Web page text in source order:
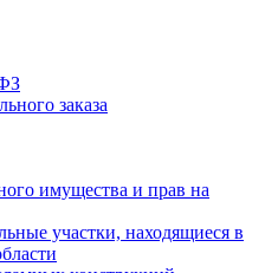
заказа
имущества и прав на
участки, находящиеся в